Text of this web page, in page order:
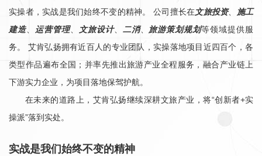
实操者，实战是我们始终不变的精神。 公司擅长在文旅投资、
施工
建造、 运营管理、 文旅设计、 二消、 旅游策划规划等领域提供服
务。 艾肯弘扬拥有近百人的专业团队，实操落地项目近四百个，各
类型作品遍布全国；并率先推出旅游产业全程服务，融合产业链上
下游实力企业，为项目落地保驾护航。
在未来的道路上，艾肯弘扬继续深耕文旅产业，将“创新者+实
操派”落到实处。
实战是我们始终不变的精神